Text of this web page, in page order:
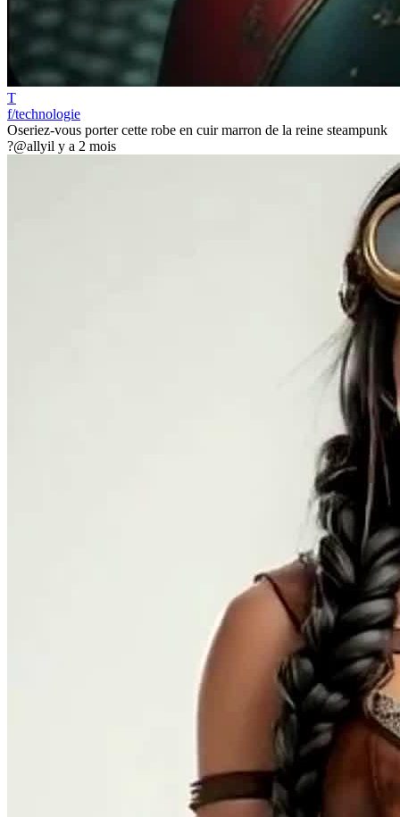
T
f/technologie
Oseriez-vous porter cette robe en cuir marron de la reine steampunk
?@allyil y a 2 mois